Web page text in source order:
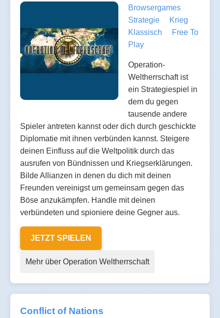
Browsergames
Strategie
Krieg
Klassisch
Free To
Play
Operation-
Weltherrschaft ist
ein Strategiespiel in
dem du gegen
tausende andere
Spieler antreten kannst oder dich durch geschickte
Diplomatie mit ihnen verbünden kannst. Steigere
deinen Einfluss auf die Weltpolitik durch das
ausrufen von Bündnissen und Kriegserklärungen.
Bilde Allianzen in denen du dich mit deinen
Freunden vereinigst um gemeinsam gegen das
Böse anzukämpfen. Handle mit deinen
verbündeten und spioniere deine Gegner aus.
JETZT SPIELEN
Mehr über Operation Weltherrschaft
Conflict of Nations